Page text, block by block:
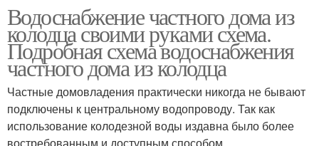
Водоснабжение частного дома из
колодца своими руками схема.
Подробная схема водоснабжения
частного дома из колодца
Частные домовладения практически никогда не бывают
подключены к центральному водопроводу. Так как
использование колодезной воды издавна было более